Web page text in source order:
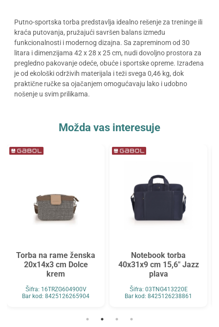
Putno-sportska torba predstavlja idealno rešenje za treninge ili
kraća putovanja, pružajući savršen balans između
funkcionalnosti i modernog dizajna. Sa zapreminom od 30
litara i dimenzijama 42 x 28 x 25 cm, nudi dovoljno prostora za
pregledno pakovanje odeće, obuće i sportske opreme. Izrađena
je od ekološki održivih materijala i teži svega 0,46 kg, dok
praktične ručke sa ojačanjem omogućavaju lako i udobno
nošenje u svim prilikama.
Možda vas interesuje
Torba na rame ženska
20x14x3 cm Dolce
krem
Šifra: 16TRZG604900V
Bar kod: 8425126265904
Notebook torba
40x31x9 cm 15,6" Jazz
plava
Šifra: 03TNG413220E
Bar kod: 8425126238861